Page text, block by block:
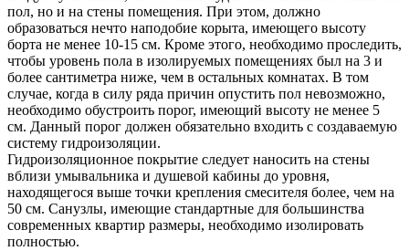
пол, но и на стены помещения. При этом, должно
образоваться нечто наподобие корыта, имеющего высоту
борта не менее 10-15 см. Кроме этого, необходимо проследить,
чтобы уровень пола в изолируемых помещениях был на 3 и
более сантиметра ниже, чем в остальных комнатах. В том
случае, когда в силу ряда причин опустить пол невозможно,
необходимо обустроить порог, имеющий высоту не менее 5
см. Данный порог должен обязательно входить с создаваемую
систему гидроизоляции.
Гидроизоляционное покрытие следует наносить на стены
вблизи умывальника и душевой кабины до уровня,
находящегося выше точки крепления смесителя более, чем на
50 см. Санузлы, имеющие стандартные для большинства
современных квартир размеры, необходимо изолировать
полностью.